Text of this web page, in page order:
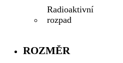
Radioaktivní
rozpad
ROZMĚR